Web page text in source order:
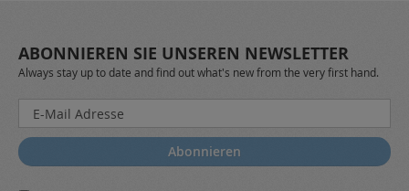
ABONNIEREN SIE UNSEREN NEWSLETTER
Always stay up to date and find out what's new from the very first hand.
Melden
Sie
sich
für
Abonnieren